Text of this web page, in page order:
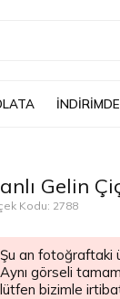
Gelin
Kodu: 2788
Şu an fotoğraftaki
Aynı görseli
lütfen bizimle